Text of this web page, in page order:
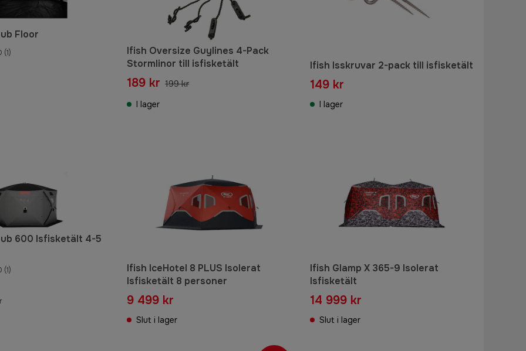
Floor
(1)
Ifish Oversize Guylines 4-Pack
Stormlinor till isfisketält
189 kr 199 kr
I lager
Ifish Isskruvar 2-pack till isfisketält
149 kr
I lager
600 Isfisketält 4-5
(1)
Ifish IceHotel 8 PLUS Isolerat
Isfisketält 8 personer
9 499 kr
Slut i lager
Ifish Glamp X 365-9 Isolerat
Isfisketält
14 999 kr
Slut i lager